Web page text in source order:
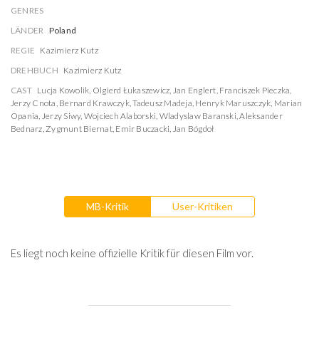
GENRES
LÄNDER Poland
REGIE Kazimierz Kutz
DREHBUCH Kazimierz Kutz
CAST Lucja Kowolik, Olgierd Łukaszewicz, Jan Englert, Franciszek Pieczka,
Jerzy Cnota, Bernard Krawczyk,Tadeusz Madeja, Henryk Maruszczyk, Marian
Opania, Jerzy Siwy, Wojciech Alaborski, Wladyslaw Baranski,Aleksander
Bednarz,Zygmunt Biernat, Emir Buczacki, Jan Bógdoł
MB-Kritik User-Kritiken
Es liegt noch keine offizielle Kritik für diesen Film vor.